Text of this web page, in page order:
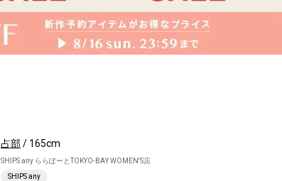
占部/ 165cm
SHIPS any ららぽーとTOKYO-BAY WOMEN'S店
SHIPS any